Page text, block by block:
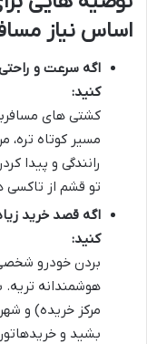
اساس نیاز
اگه سرعت و
کنید:
کشتی های
مسیر کوتاه تره،
رانندگی و پیدا
تو قشم از تاکسی
اگه قصد خرید
کنید:
بردن خودرو شخصی
هوشمندانه
مرکز خریده) و
بشید و